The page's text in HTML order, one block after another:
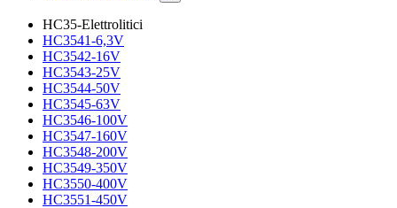
HC35-Elettrolitici
HC3541-6,3V
HC3542-16V
HC3543-25V
HC3544-50V
HC3545-63V
HC3546-100V
HC3547-160V
HC3548-200V
HC3549-350V
HC3550-400V
HC3551-450V